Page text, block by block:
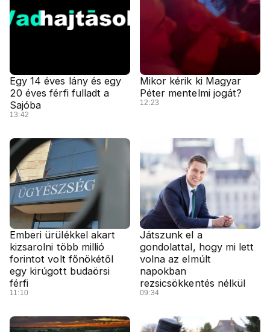
Egy 14 éves lány és egy
20 éves férfi fulladt a
Sajóba
13:42
Mikor kérik ki Magyar
Péter mentelmi jogát?
12:23
Emberi ürülékkel akart
kizsarolni több millió
forintot volt főnökétől
egy kirúgott budaörsi
férfi
11:10
Játszunk el a
gondolattal, hogy mi lett
volna az elmúlt
napokban
rezsicsökkentés nélkül
09:34